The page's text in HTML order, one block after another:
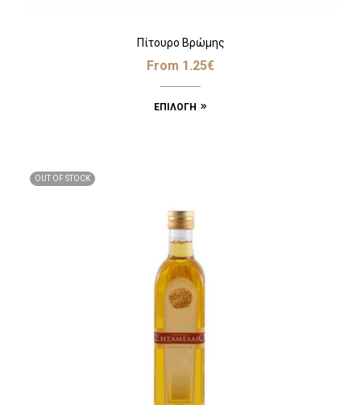
Πίτουρο Βρώμης
From 1.25€
ΕΠΙΛΟΓΉ
OUT OF STOCK